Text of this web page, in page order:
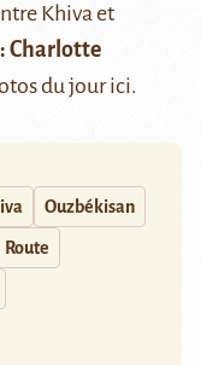
Khivaet
Charlotte
du jourici.
Ouzbékisan
Route